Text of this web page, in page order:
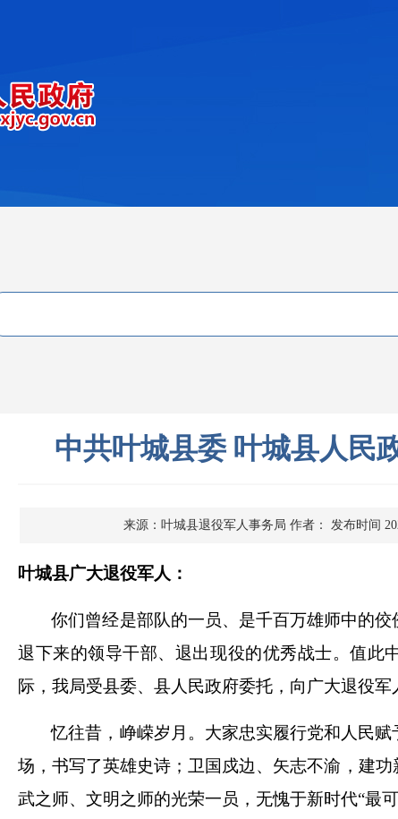
中共叶城县委 叶城县人民
来源：叶城县退役军人事务局 作者： 发布时间
叶城县广大退役军人 ：
你们曾经是部队的一员、是千百万雄师中的佼
退下来的领导干部、退出现役的优秀战士。值此
际，我局受县委、县人民政府委托，向广大退役军
忆往昔，峥嵘岁月。大家忠实履行党和人民
场，书写了英雄史诗；卫国戍边、矢志不渝，建
武之师、文明之师的光荣一员，无愧于新时代“最